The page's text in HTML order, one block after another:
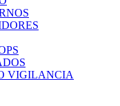
VIGILANCIA